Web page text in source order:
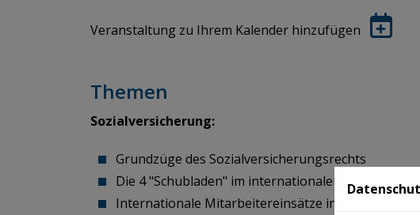
Veranstaltung zu Ihrem Kalender hinzufügen
Themen
Sozialversicherung:
Grundzüge des Sozialversicherungsrechts
Die 4 "Schubladen" im internationalen SV-Recht
Internationale Mitarbeitereinsätze in EU/EWR/